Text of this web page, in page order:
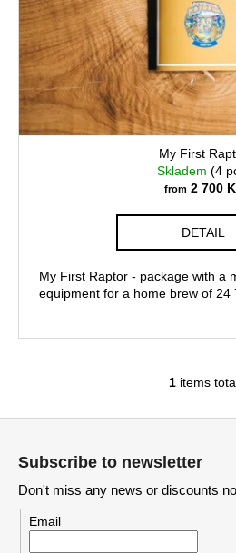
g
p
r
o
d
u
c
My First
Skladem (4
from2 700
DETAIL
My First Raptor - package with a
equipment for a home brew of 24
L
n
g
1items
c
o
m
m
e
n
d
Subscribe to newsletter
Don't miss any news or discounts
Email